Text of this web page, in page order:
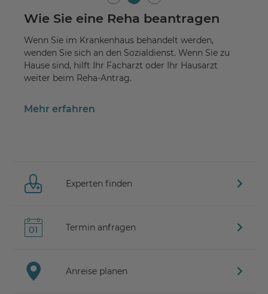
Wie Sie eine Reha beantragen
Wenn Sie im Krankenhaus behandelt werden,
wenden Sie sich an den Sozialdienst. Wenn Sie zu
Hause sind, hilft Ihr Facharzt oder Ihr Hausarzt
weiter beim Reha-Antrag.
Mehr erfahren
Experten finden
Termin anfragen
Anreise planen